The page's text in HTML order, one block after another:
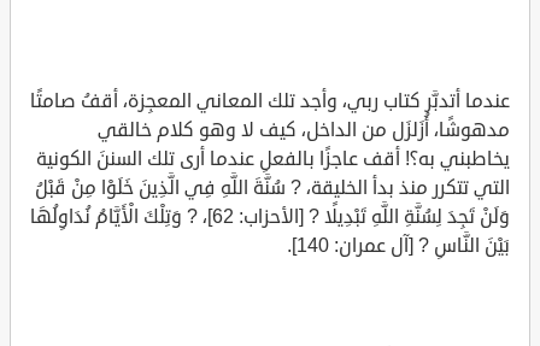
عندما أتدبَّر كتاب ربي، وأجد تلك المعاني المعجِزة، أقفُ صامتًا
مدهوشًا، أُزَلزَل من الداخل، كيف لا وهو كلام خالقي
يخاطبني به؟! أقف عاجزًا بالفعلِ عندما أرى تلك السننَ الكونية
التي تتكرر منذ بدأ الخليقة، ? سُنَّةَ اللَّهِ فِي الَّذِينَ خَلَوْا مِنْ قَبْلُ
وَلَنْ تَجِدَ لِسُنَّةِ اللَّهِ تَبْدِيلًا ? [الأحزاب: 62]، ? وَتِلْكَ الْأَيَّامُ نُدَاوِلُهَا
بَيْنَ النَّاسِ ? [آل عمران: 140].